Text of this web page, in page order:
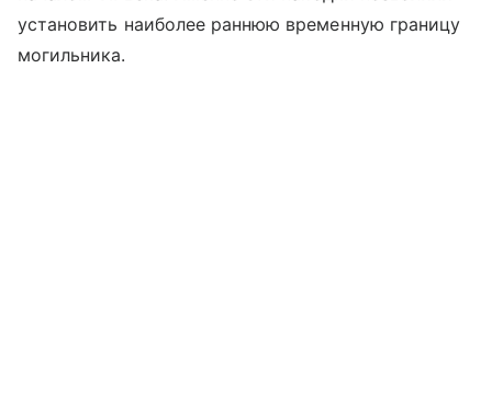
установить наиболее раннюю временную границу
могильника.